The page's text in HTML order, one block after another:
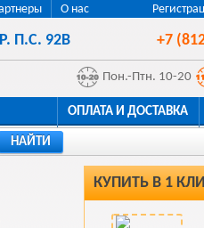
О нас
П.С. 92В +7
Пон.-Птн. 10-20
ОПЛАТА И ДОСТАВКА
НАЙТИ
КУПИТЬ В 1